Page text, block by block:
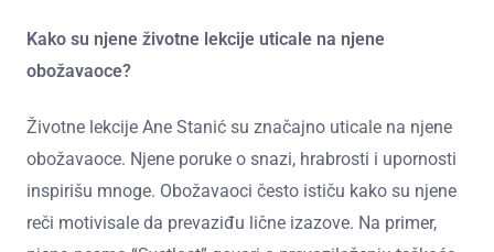
Kako su njene životne lekcije uticale na njene
obožavaoce?
Životne lekcije Ane Stanić su značajno uticale na njene
obožavaoce. Njene poruke o snazi, hrabrosti i upornosti
inspirišu mnoge. Obožavaoci često ističu kako su njene
reči motivisale da prevaziđu lične izazove. Na primer,